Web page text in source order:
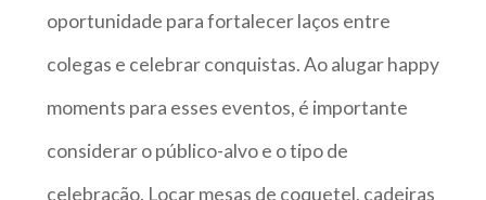
oportunidade para fortalecer laços entre
colegas e celebrar conquistas. Ao alugar happy
moments para esses eventos, é importante
considerar o público-alvo e o tipo de
celebração. Locar mesas de coquetel, cadeiras